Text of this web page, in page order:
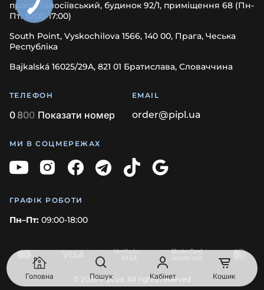
Головна Пошук Кабінет Кошик
просп. Голосіївський, будинок 92/1, приміщення 68 (Пн-
Пт: 10:00-17:00)
South Point, Vyskochilova 1566, 140 00, Прага, Чеська
Республіка
Bajkalská 16025/29A, 821 01 Братислава, Словаччина
ТЕЛЕФОН
0 800 Показати номер
EMAIL
order@pipl.ua
МИ В СОЦМЕРЕЖАХ
ГРАФІК РОБОТИ
Пн–Пт: 09:00-18:00
© 2026 Pipl.ua. All rights reserved